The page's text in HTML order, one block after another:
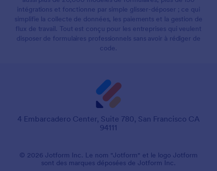
intégrations et fonctionne par simple glisser-déposer ; ce qui
simplifie la collecte de données, les paiements et la gestion de
flux de travail. Tout est conçu pour les entreprises qui veulent
disposer de formulaires professionnels sans avoir à rédiger de
code.
4 Embarcadero Center, Suite 780, San Francisco CA
94111
© 2026 Jotform Inc. Le nom "Jotform" et le logo Jotform
sont des marques déposées de Jotform Inc.